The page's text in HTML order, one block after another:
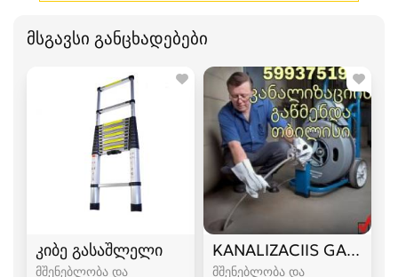
მსგავსი განცხადებები
კიბე გასაშლელი
მშენებლობა და
KANALIZACIIS
მშენებლობა და